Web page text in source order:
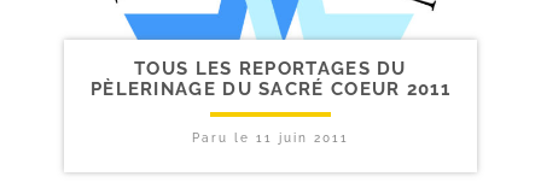
TOUS LES REPORTAGES DU
PÈLERINAGE DU SACRÉ COEUR 2011
Paru le 11 juin 2011